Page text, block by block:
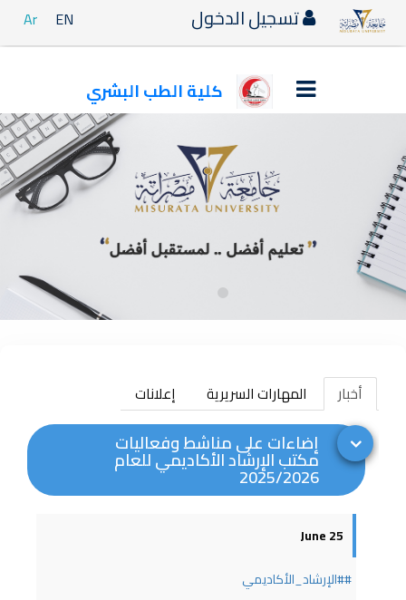
Ar EN تسجيل الدخول
كلية الطب البشري
أخبار المهارات السريرية إعلانات
إضاءات على مناشط وفعاليات
مكتب الإرشاد الأكاديمي للعام
2025/2026
25 June
##الإرشاد_الأكاديمي